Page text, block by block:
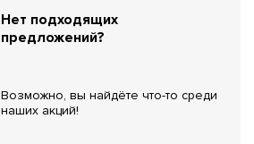
Нет подходящих
предложений?
Возможно, вы найдёте что-то среди
наших акций!